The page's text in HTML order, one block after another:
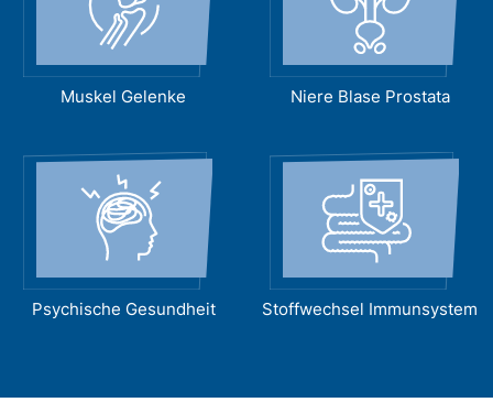
Muskel Gelenke Niere Blase Prostata
Psychische Gesundheit Stoffwechsel Immunsystem